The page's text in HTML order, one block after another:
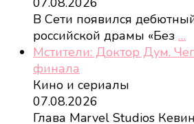
В Сети появился
российской драмы «Без …
Мстители: Доктор Дум.
финала
Кино и сериалы
07.08.2026
Глава Marvel Studios